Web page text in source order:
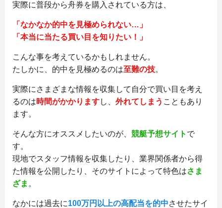
実際に普段から舟券を購入されている方は、
「なかなか的中を見極められない…」
「本当に当たる買い目を知りたい！」
こんな事を考えているかもしれません。
たしかに、的中を見極めるのは至難の技。
実際にさまざまな情報を収集して自分で買い目を考え
るのは時間がかかりますし、 外れてしまう こともあり
ます。
そんな方にオススメしたいのが、 競艇予想サイト で
す。
現地でスタッフ情報を収集したり、業界関係者から得
た情報を公開したり、そのサイトによって特色はさま
ざま 。
なかには過去に100万円以上の高配当を的中させたサイ